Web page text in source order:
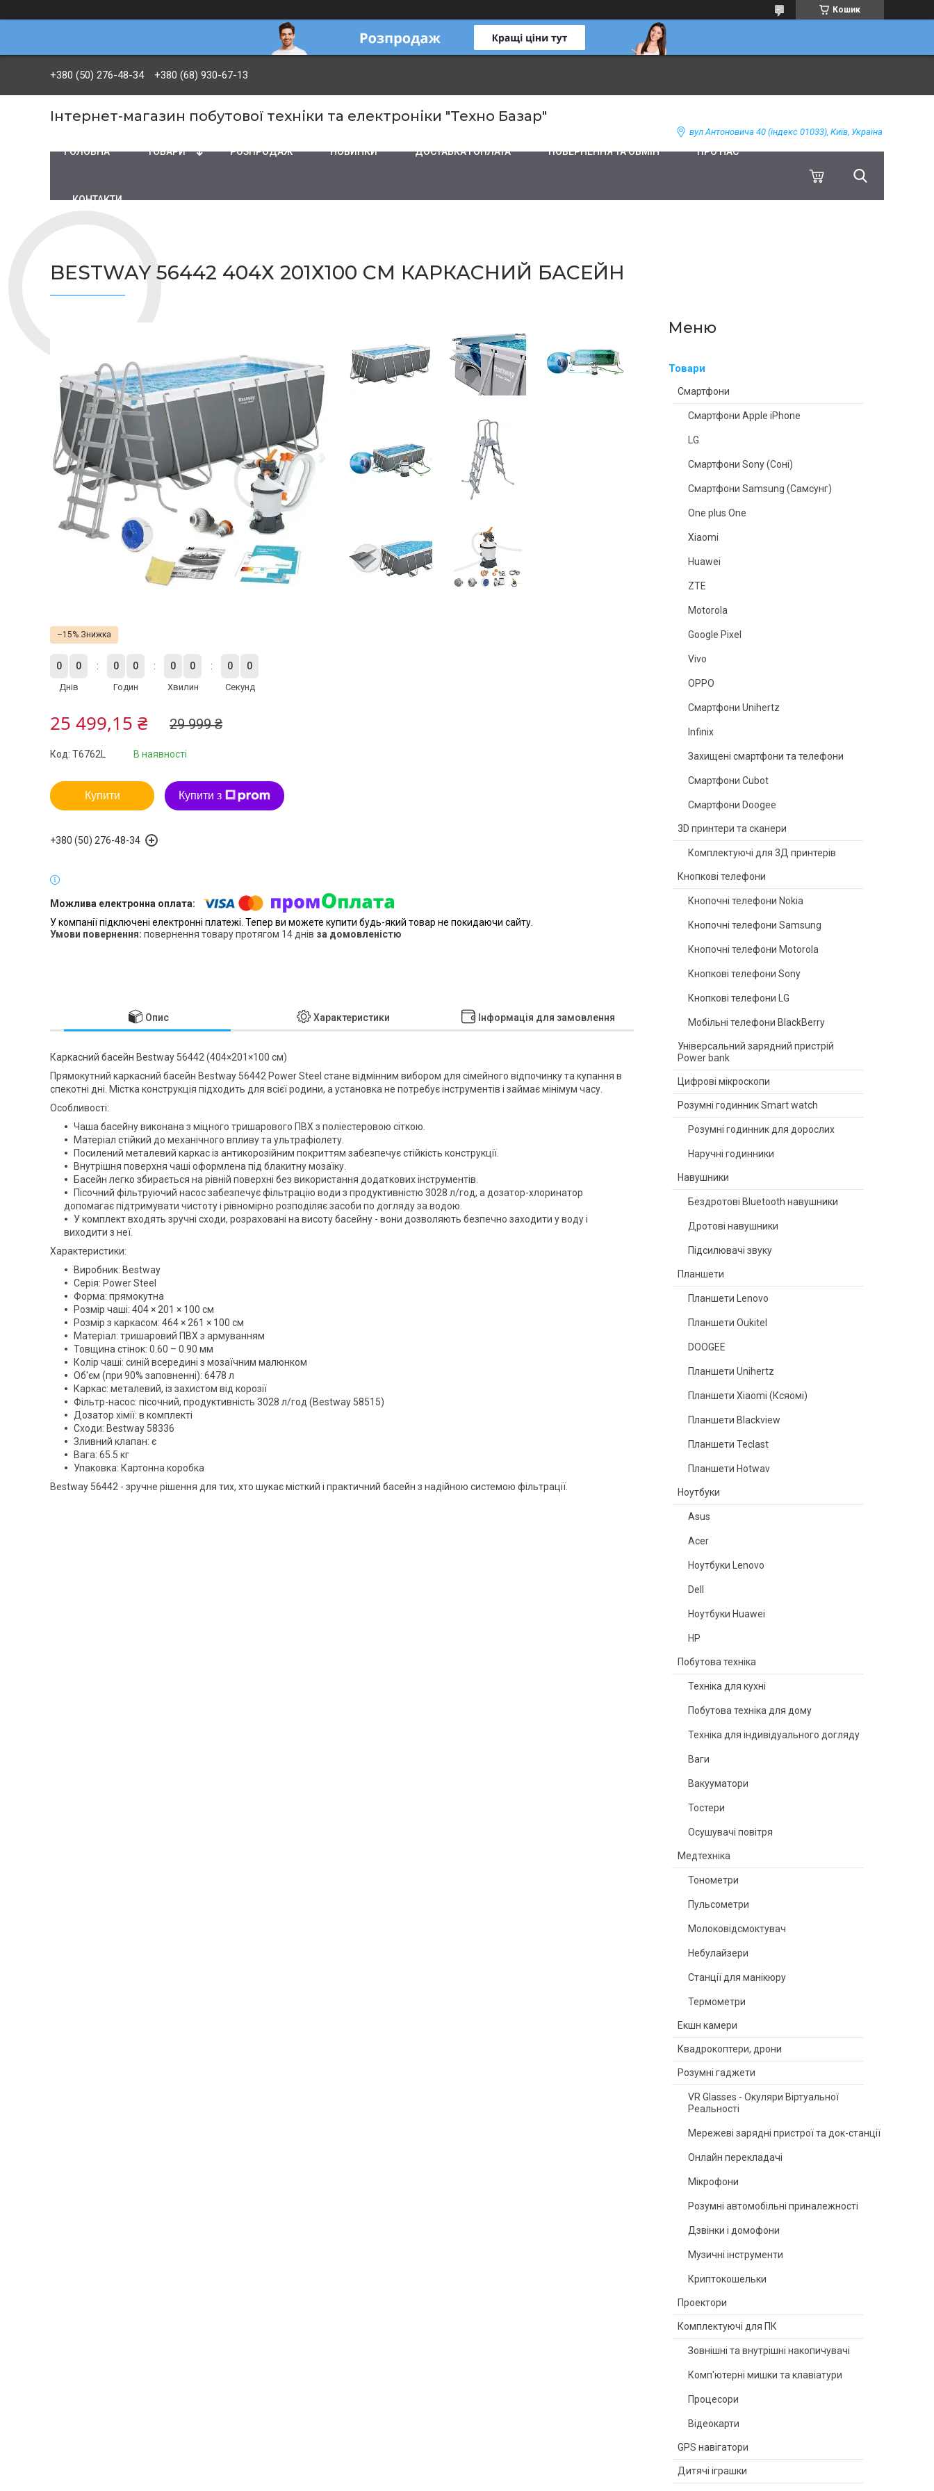
Кошик
+380 (50) 276-48-34 +380 (68) 930-67-13
Інтернет-магазин побутової техніки та електроніки "Техно Базар"
вул Антоновича 40 (індекс 01033), Київ, Україна
ГОЛОВНА ТОВАРИ PОЗПРОДАЖ НОВИНКИ ДОСТАВКА І ОПЛАТА ПОВЕРНЕННЯ ТА ОБМІН ПРО НАС
КОНТАКТИ
BESTWAY 56442 404Х 201Х100 СМ КАРКАСНИЙ БАСЕЙН
Товари
Смартфони
Смартфони Apple iPhone
LG
Смартфони Sony (Соні)
Смартфони Samsung (Самсунг)
One plus One
Xiaomi
Huawei
ZTE
Motorola
Google Pixel
Vivo
OPPO
Смартфони Unihertz
Infinix
Захищені смартфони та телефони
Смартфони Cubot
Смартфони Doogee
3D принтери та сканери
Комплектуючі для 3Д принтерів
Кнопкові телефони
Кнопочні телефони Nokia
Кнопочні телефони Samsung
Кнопочні телефони Motorola
Кнопкові телефони Sony
Кнопкові телефони LG
Мобільні телефони BlackBerry
Універсальний зарядний пристрій
Power bank
Цифрові мікроскопи
Розумні годинник Smart watch
Розумні годинник для дорослих
Наручні годинники
Навушники
Бездротові Bluetooth навушники
Дротові навушники
Підсилювачі звуку
Планшети
Планшети Lenovo
Планшети Oukitel
DOOGEE
Планшети Unihertz
Планшети Xiaomi (Ксяомі)
Планшети Blackview
Планшети Teclast
Планшети Hotwav
Ноутбуки
Asus
Acer
Ноутбуки Lenovo
Dell
Ноутбуки Huawei
HP
Побутова техніка
Техніка для кухні
Побутова техніка для дому
Техніка для індивідуального догляду
Ваги
Вакууматори
Тостери
Осушувачі повітря
Медтехніка
Тонометри
Пульсометри
Молоковідсмоктувач
Небулайзери
Станції для манікюру
Термометри
Екшн камери
Квадрокоптери, дрони
Розумні гаджети
VR Glasses - Окуляри Віртуальної
Реальності
Мережеві зарядні пристрої та док-станції
Онлайн перекладачі
Мікрофони
Розумні автомобільні приналежності
Дзвінки і домофони
Музичні інструменти
Криптокошельки
Проектори
Комплектуючі для ПК
Зовнішні та внутрішні накопичувачі
Комп'ютерні мишки та клавіатури
Процесори
Відеокарти
GPS навігатори
Дитячі іграшки
–15%
0 0
Днів
0 0
Годин
0 0
Хвилин
0 0
Секунд
29 999 ₴
25 499,15 ₴
В наявності
Код: T6762L
Купити Купити з
+380 (50) 276-48-34
У компанії підключені електронні платежі. Тепер ви можете купити будь-який товар не покидаючи сайту.
повернення товару протягом 14 днів за домовленістю
Опис Характеристики Інформація для замовлення
Каркасний басейн Bestway 56442 (404×201×100 см)
Прямокутний каркасний басейн Bestway 56442 Power Steel стане відмінним вибором для сімейного відпочинку та купання в
спекотні дні. Містка конструкція підходить для всієї родини, а установка не потребує інструментів і займає мінімум часу.
Особливості:
Чаша басейну виконана з міцного тришарового ПВХ з поліестеровою сіткою.
Матеріал стійкий до механічного впливу та ультрафіолету.
Посилений металевий каркас із антикорозійним покриттям забезпечує стійкість конструкції.
Внутрішня поверхня чаші оформлена під блакитну мозаїку.
Басейн легко збирається на рівній поверхні без використання додаткових інструментів.
Пісочний фільтруючий насос забезпечує фільтрацію води з продуктивністю 3028 л/год, а дозатор-хлоринатор
допомагає підтримувати чистоту і рівномірно розподіляє засоби по догляду за водою.
У комплект входять зручні сходи, розраховані на висоту басейну - вони дозволяють безпечно заходити у воду і
виходити з неї.
Характеристики:
Виробник: Bestway
Серія: Power Steel
Форма: прямокутна
Розмір чаші: 404 × 201 × 100 см
Розмір з каркасом: 464 × 261 × 100 см
Матеріал: тришаровий ПВХ з армуванням
Товщина стінок: 0.60 – 0.90 мм
Колір чаші: синій всередині з мозаїчним малюнком
Об'єм (при 90% заповненні): 6478 л
Каркас: металевий, із захистом від корозії
Фільтр-насос: пісочний, продуктивність 3028 л/год (Bestway 58515)
Дозатор хімії: в комплекті
Сходи: Bestway 58336
Зливний клапан: є
Вага: 65.5 кг
Упаковка: Картонна коробка
Bestway 56442 - зручне рішення для тих, хто шукає місткий і практичний басейн з надійною системою фільтрації.